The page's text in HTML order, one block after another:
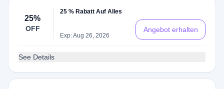
25%
OFF
25 % Rabatt Auf Alles
Exp: Aug 26, 2026
Angebot erhalten
See Details